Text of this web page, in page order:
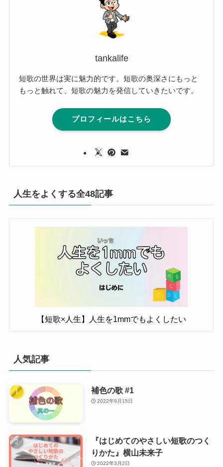
tankalife
短歌の世界は実に魅力的です。短歌の奥深さにもっと
もっと触れて、短歌の魅力を発信していきたいです。
プロフィールはこちら
人生をよくする全48記事
【短歌×人生】人生を1mmでもよくしたい
人気記事
補色の歌 #1
2022年9月15日
『はじめてのやさしい短歌のつく
りかた』横山未来子
2022年3月2日